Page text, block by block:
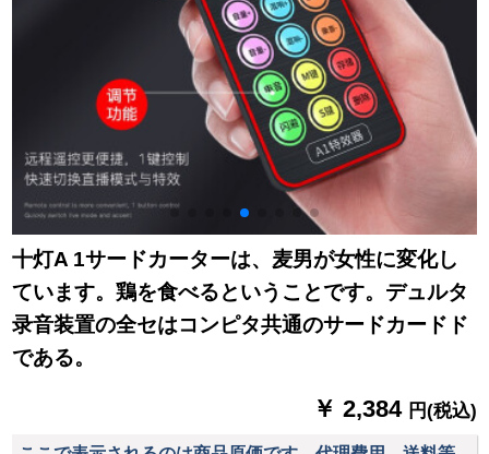
十灯A 1サードカーターは、麦男が女性に変化し
ています。鶏を食べるということです。デュルタ
录音装置の全セはコンピタ共通のサードカードド
である。
￥ 2,384 円(税込)